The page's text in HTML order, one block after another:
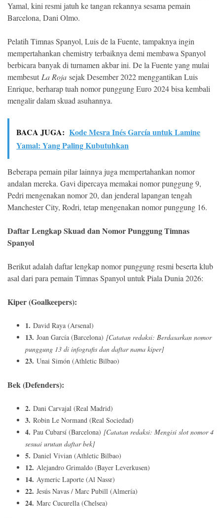
Yamal, kini resmi jatuh ke tangan rekannya sesama pemain
Barcelona, Dani Olmo.
Pelatih Timnas Spanyol, Luis de la Fuente, tampaknya ingin
mempertahankan chemistry terbaiknya demi membawa Spanyol
berbicara banyak di turnamen akbar ini. De la Fuente yang mulai
membesut La Roja sejak Desember 2022 menggantikan Luis
Enrique, berharap tuah nomor punggung Euro 2024 bisa kembali
mengalir dalam skuad asuhannya.
BACA JUGA: Kode Mesra Inés García untuk Lamine
Yamal: Yang Paling Kubutuhkan
Beberapa pemain pilar lainnya juga mempertahankan nomor
andalan mereka. Gavi dipercaya memakai nomor punggung 9,
Pedri mengenakan nomor 20, dan jenderal lapangan tengah
Manchester City, Rodri, tetap mengenakan nomor punggung 16.
Daftar Lengkap Skuad dan Nomor Punggung Timnas
Spanyol
Berikut adalah daftar lengkap nomor punggung resmi beserta klub
asal dari para pemain Timnas Spanyol untuk Piala Dunia 2026:
Kiper (Goalkeepers):
1. David Raya (Arsenal)
13. Joan García (Barcelona) [Catatan redaksi: Berdasarkan nomor
punggung 13 di infografis dan daftar nama kiper]
23. Unai Simón (Athletic Bilbao)
Bek (Defenders):
2. Dani Carvajal (Real Madrid)
3. Robin Le Normand (Real Sociedad)
4. Pau Cubarsí (Barcelona) [Catatan redaksi: Mengisi slot nomor 4
sesuai urutan daftar bek]
5. Daniel Vivian (Athletic Bilbao)
12. Alejandro Grimaldo (Bayer Leverkusen)
14. Aymeric Laporte (Al Nassr)
22. Jesús Navas / Marc Pubill (Almería)
24. Marc Cucurella (Chelsea)